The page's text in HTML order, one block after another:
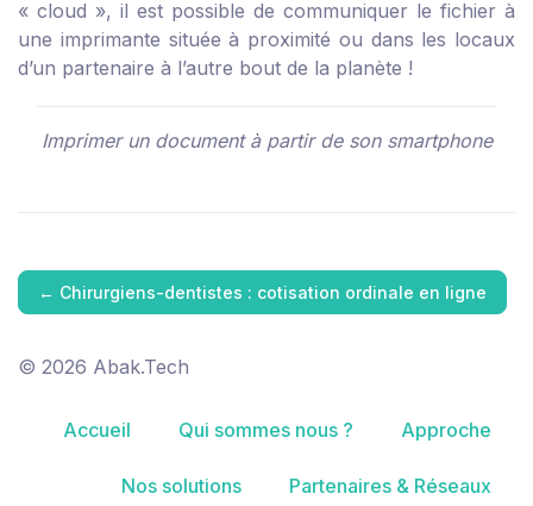
« cloud », il est possible de communiquer le fichier à
une imprimante située à proximité ou dans les locaux
d’un partenaire à l’autre bout de la planète !
Imprimer un document à partir de son smartphone
← Chirurgiens-dentistes : cotisation ordinale en ligne
© 2026 Abak.Tech
Accueil Qui sommes nous ? Approche
Nos solutions Partenaires & Réseaux